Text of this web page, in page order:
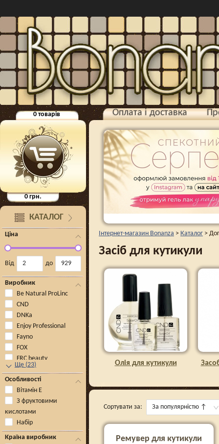
0 товарів
0грн.
КАТАЛОГ
Ціна
Від до
Виробник
Be Natural ProLinc
CND
DNKa
Enjoy Professional
Fayno
FOX
FRC beauty
Ще (23)
Особливості
Вітамін Е
З фруктовими
кислотами
Набір
Країна виробник
Оплата і доставка
Інтернет-магазин Bonanza > Каталог >
Засіб для кутикули
Олія для кутикули
Сортувати за: За популярністю ↑
Ремувер для кутикули